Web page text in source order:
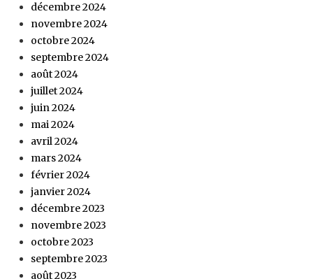
décembre 2024
novembre 2024
octobre 2024
septembre 2024
août 2024
juillet 2024
juin 2024
mai 2024
avril 2024
mars 2024
février 2024
janvier 2024
décembre 2023
novembre 2023
octobre 2023
septembre 2023
août 2023